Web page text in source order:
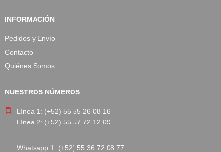
INFORMACIÓN
Pedidos y Envío
Contacto
Quiénes Somos
NUESTROS NÚMEROS
Línea 1: (+52) 55 55 26 08 16
Línea 2: (+52) 55 57 72 12 09
Whatsapp 1: (+52) 55 36 72 08 77